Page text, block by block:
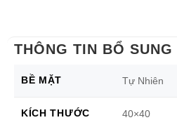
THÔNG TIN BỔ SUNG
BỀ MẶT Tự Nhiên
KÍCH THƯỚC 40×40